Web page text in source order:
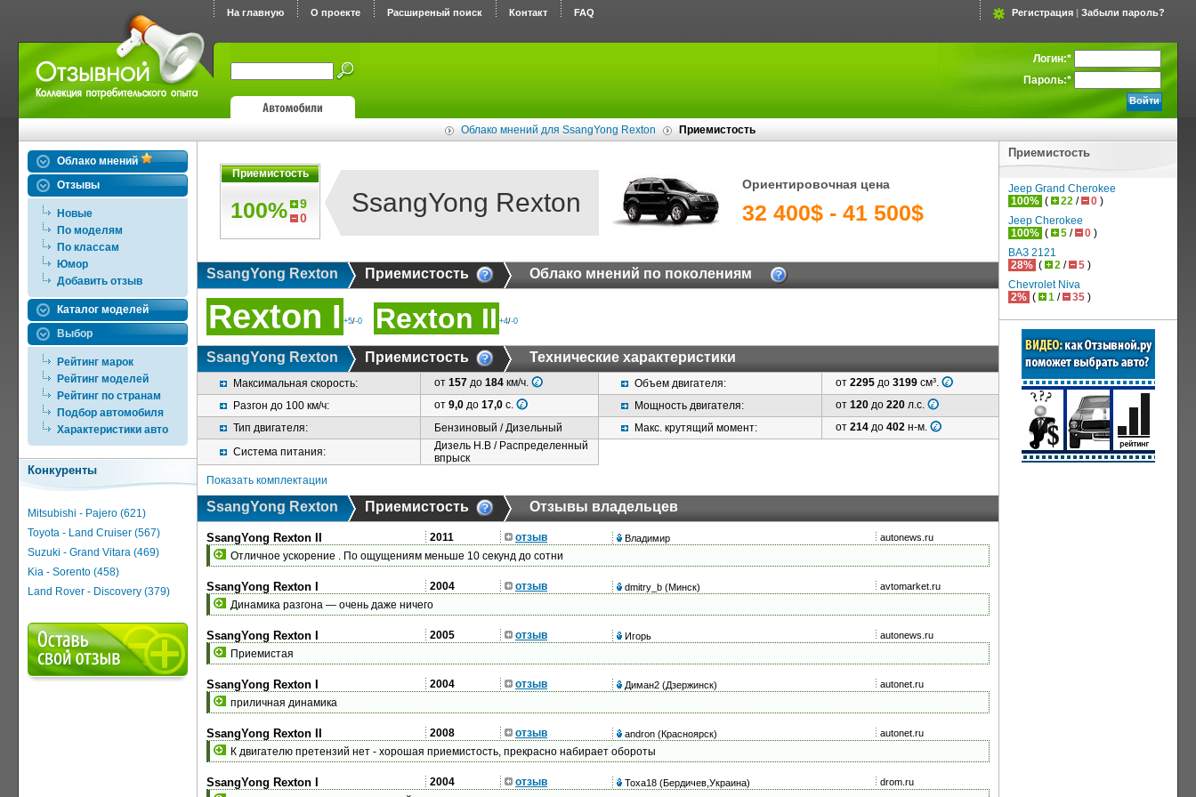
На главную О проекте Расширеный поиск Контакт FAQ Регистрация | Забыли пароль?
Логин:*
Пароль:*
Облако мнений для SsangYong Rexton Приемистость
Облако мнений
Отзывы
Новые
По моделям
По классам
Юмор
Добавить отзыв
Каталог моделей
Выбор
Рейтинг марок
Рейтинг моделей
Рейтинг по странам
Подбор автомобиля
Характеристики авто
Конкуренты
Mitsubishi - Pajero (621)
Toyota - Land Cruiser (567)
Suzuki - Grand Vitara (469)
Kia - Sorento (458)
Land Rover - Discovery (379)
Приемистость
100%
9
0
SsangYong Rexton
Ориентировочная цена
32 400$ - 41 500$
SsangYong Rexton Приемистость Облако мнений по поколениям
Rexton I +5/-0 Rexton II +4/-0
SsangYong Rexton Приемистость Технические характеристики
Максимальная скорость: от 157 до 184 км/ч.
Разгон до 100 км/ч:
от 9,0 до 17,0 с.
Тип двигателя:
Бензиновый / Дизельный
Система питания:
Дизель Н.В / Распределенный
впрыск
Объем двигателя: от 2295 до 3199 см³.
Мощность двигателя:
от 120 до 220 л.с.
Макс. крутящий момент:
от 214 до 402 н-м.
Показать комплектации
SsangYong Rexton Приемистость Отзывы владельцев
SsangYong Rexton II 2011 отзыв Владимир autonews.ru
Отличное ускорение . По ощущениям меньше 10 секунд до сотни
SsangYong Rexton I 2004 отзыв dmitry_b (Минск) avtomarket.ru
Динамика разгона — очень даже ничего
SsangYong Rexton I 2005 отзыв Игорь autonews.ru
Приемистая
SsangYong Rexton I 2004 отзыв Диман2 (Дзержинск) autonet.ru
приличная динамика
SsangYong Rexton II 2008 отзыв andron (Красноярск) autonet.ru
К двигателю претензий нет - хорошая приемистость, прекрасно набирает обороты
SsangYong Rexton I 2004 отзыв Тоха18 (Бердичев,Украина) drom.ru
Приемистость
Jeep Grand Cherokee
100% ( 22 / 0 )
Jeep Cherokee
100% ( 5 / 0 )
ВАЗ 2121
28% ( 2 / 5 )
Chevrolet Niva
2% ( 1 / 35 )